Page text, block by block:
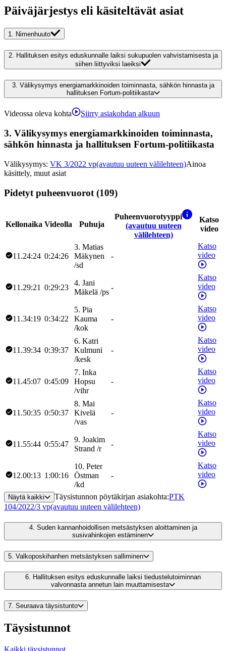
Päiväjärjestys eli käsiteltävät asiat
1. Nimenhuuto
2. Hallituksen esitys eduskunnalle laiksi sukupuolen vahvistamisesta ja
siihen liittyviksi laeiksi
3. Välikysymys energiamarkkinoiden toiminnasta, sähkön hinnasta ja
hallituksen Fortum-politiikasta
Videossa oleva kohta Siirry asiakohdan alkuun
3. Välikysymys energiamarkkinoiden toiminnasta,
sähkön hinnasta ja hallituksen Fortum-politiikasta
Välikysymys: VK 3/2022 vp(avautuu uuteen välilehteen)Ainoa
käsittely, muut asiat
Pidetyt puheenvuorot (109)
Kellonaika Videolla Puhuja
Puheenvuorotyyppi
(avautuu uuteen
välilehteen)
Katso
video
11.24:24 0:24:26
3. Matias
Mäkynen
/sd
-
Katso
video
11.29:21 0:29:23
4. Jani
Mäkelä /ps
-
Katso
video
11.34:19 0:34:22
5. Pia
Kauma
/kok
-
Katso
video
11.39:34 0:39:37
6. Katri
Kulmuni
/kesk
-
Katso
video
11.45:07 0:45:09
7. Inka
Hopsu
/vihr
-
Katso
video
11.50:35 0:50:37
8. Mai
Kivelä
/vas
-
Katso
video
11.55:44 0:55:47
9. Joakim
Strand /r
-
Katso
video
12.00:13 1:00:16
10. Peter
Östman
/kd
-
Katso
video
Näytä kaikki Täysistunnon pöytäkirjan asiakohta:PTK
104/2022/3 vp(avautuu uuteen välilehteen)
4. Suden kannanhoidollisen metsästyksen aloittaminen ja
susivahinkojen estäminen
5. Valkoposkihanhen metsästyksen salliminen
6. Hallituksen esitys eduskunnalle laiksi tiedustelutoiminnan
valvonnasta annetun lain muuttamisesta
7. Seuraava täysistunto
Täysistunnot
Kaikki täysistunnot